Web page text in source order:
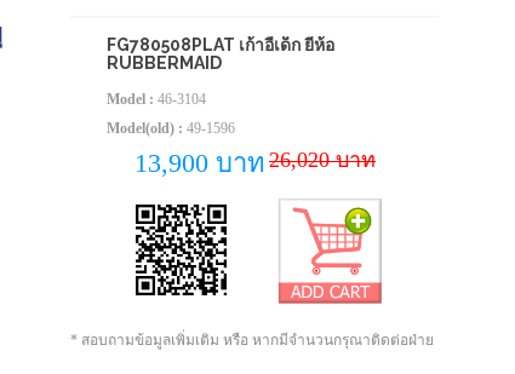
FG780508PLAT เก้าอี้เด็ก ยี่ห้อ
RUBBERMAID
Model : 46-3104
Model(old) : 49-1596
13,900 บาท 26,020 บาท
* สอบถามข้อมูลเพิ่มเติม หรือ หากมีจำนวนกรุณาติดต่อฝ่าย